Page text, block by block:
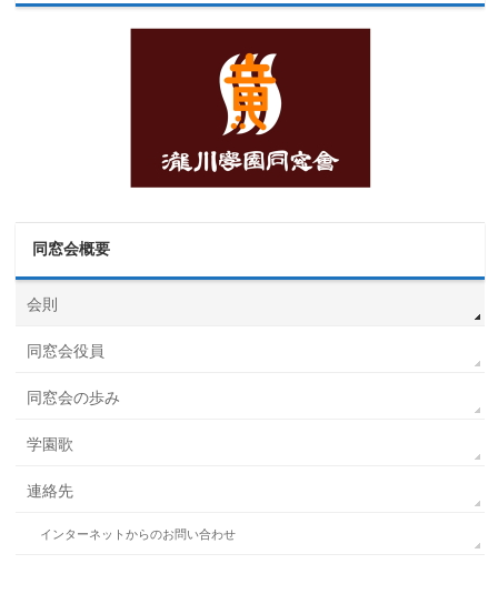
同窓会概要
会則
同窓会役員
同窓会の歩み
学園歌
連絡先
インターネットからのお問い合わせ